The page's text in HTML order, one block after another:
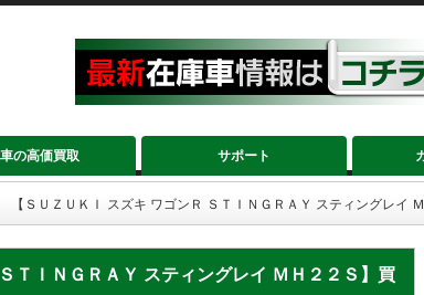
の高価買取 サポート
【ＳＵＺＵＫＩ スズキ ワゴンＲ ＳＴＩＮＧＲＡＹ スティングレイ
ＴＩＮＧＲＡＹ スティングレイ ＭＨ２２Ｓ】買